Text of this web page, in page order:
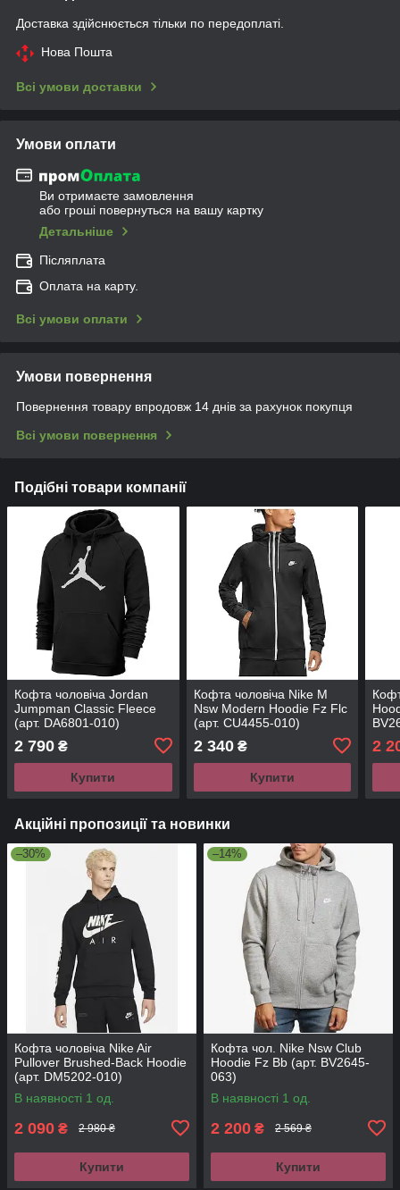
Доставка здійснюється тільки по передоплаті.
Нова Пошта
Всі умови доставки
Умови оплати
Ви отримаєте замовлення
або гроші повернуться на вашу картку
Детальніше
Післяплата
Оплата на карту.
Всі умови оплати
Умови повернення
Повернення товару впродовж 14 днів за рахунок покупця
Всі умови повернення
Подібні товари компанії
Кофта чоловіча Jordan
Jumpman Classic Fleece
(арт. DA6801-010)
2 790 ₴
Купити
Кофта чоловіча Nike M
Nsw Modern Hoodie Fz Flc
(арт. CU4455-010)
2 340₴
Купити
2
Акційні пропозиції та новинки
–30%
Кофта чоловіча Nike Air
Pullover Brushed-Back Hoodie
(арт. DM5202-010)
В наявності 1 од.
2 090 ₴ 2 980 ₴
Купити
–14%
Кофта чол. Nike Nsw Club
Hoodie Fz Bb (арт. BV2645-
063)
В наявності 1 од.
2 200 ₴ 2 569 ₴
Купити